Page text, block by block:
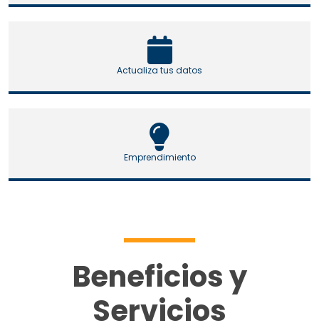
Actualiza tus datos
Emprendimiento
Beneficios y
Servicios